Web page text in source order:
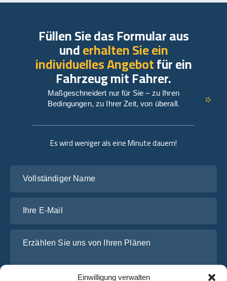
Einwilligung verwalten
Es wird weniger als eine Minute dauern!
Füllen Sie das Formular aus
underhalten Sie ein
individuelles Angebotfür ein
Fahrzeug mit Fahrer.
Maßgeschneidert nur für Sie – zu Ihren
Bedingungen, zu Ihrer Zeit, von überall.